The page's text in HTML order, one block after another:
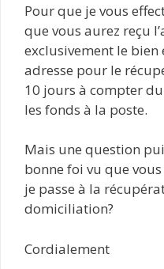
Pour que je vous
que vous aurez reçu
exclusivement le bien
adresse pour le
10 jours à compter
les fonds à la poste.
Mais une question
bonne foi vu que
je passe à la
domiciliation?
Cordialement